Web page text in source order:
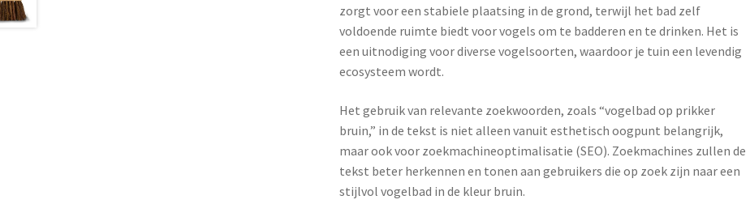
zorgt voor een stabiele plaatsing in de grond, terwijl het bad zelf
voldoende ruimte biedt voor vogels om te badderen en te drinken. Het is
een uitnodiging voor diverse vogelsoorten, waardoor je tuin een levendig
ecosysteem wordt.
Het gebruik van relevante zoekwoorden, zoals “vogelbad op prikker
bruin,” in de tekst is niet alleen vanuit esthetisch oogpunt belangrijk,
maar ook voor zoekmachineoptimalisatie (SEO). Zoekmachines zullen de
tekst beter herkennen en tonen aan gebruikers die op zoek zijn naar een
stijlvol vogelbad in de kleur bruin.